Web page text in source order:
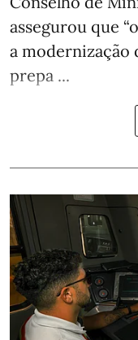
assegurou que
a modernização
prepa ...